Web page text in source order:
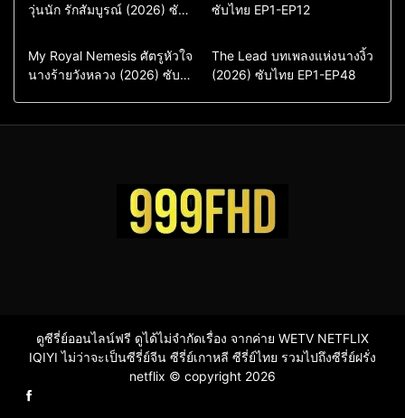
ซีรี่ย์เกาหลี
ซีรี่ย์เกาหลีพากย์ไทย
วุ่นนัก รักสัมบูรณ์ (2026) ซับ
Comedy
Drama
ซีรี่ย์เกาหลีซับไทย
ซับไทย EP1-EP12
Comedy
Drama
Sci-Fi & Fantasy
My Royal Nemesis ศัตรูหัวใจ
นางร้ายวังหลวง (2026) ซับ
Drama
ซีรี่ย์จีน
ซีรี่ย์จีนซับไทย
The Lead บทเพลงแห่งนางงิ้ว
(2026) ซับไทย EP1-EP48
ดูซีรี่ย์ออนไลน์ฟรี ดูได้ไม่จำกัดเรื่อง จากค่าย WETV NETFLIX
IQIYI ไม่ว่าจะเป็นซีรี่ย์จีน ซีรี่ย์เกาหลี ซีรี่ย์ไทย รวมไปถึงซีรี่ย์ฝรั่ง
netflix © copyright 2026